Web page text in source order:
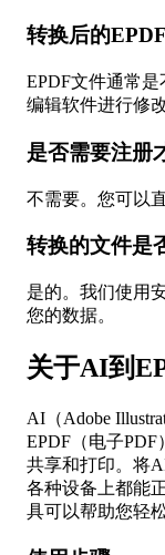
转换后的
EPDF文件通常
编辑软件进行修改
是否需要注册
不需要。您可以
转换的文件是
是的。我们使用
您的数据。
关于AI到
AI（Adobe
EPDF（电子
共享和打印。将
各种设备上都能
具可以帮助您轻